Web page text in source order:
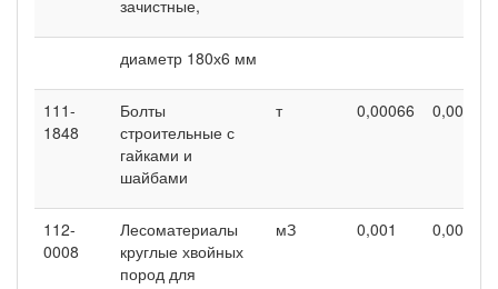
зачистные,
диаметр 180х6 мм
111-
1848
Болты
строительные с
гайками и
шайбами
т 0,00066 0,00066
112-
0008
Лесоматериалы
круглые хвойных
пород для
мЗ 0,001 0,001